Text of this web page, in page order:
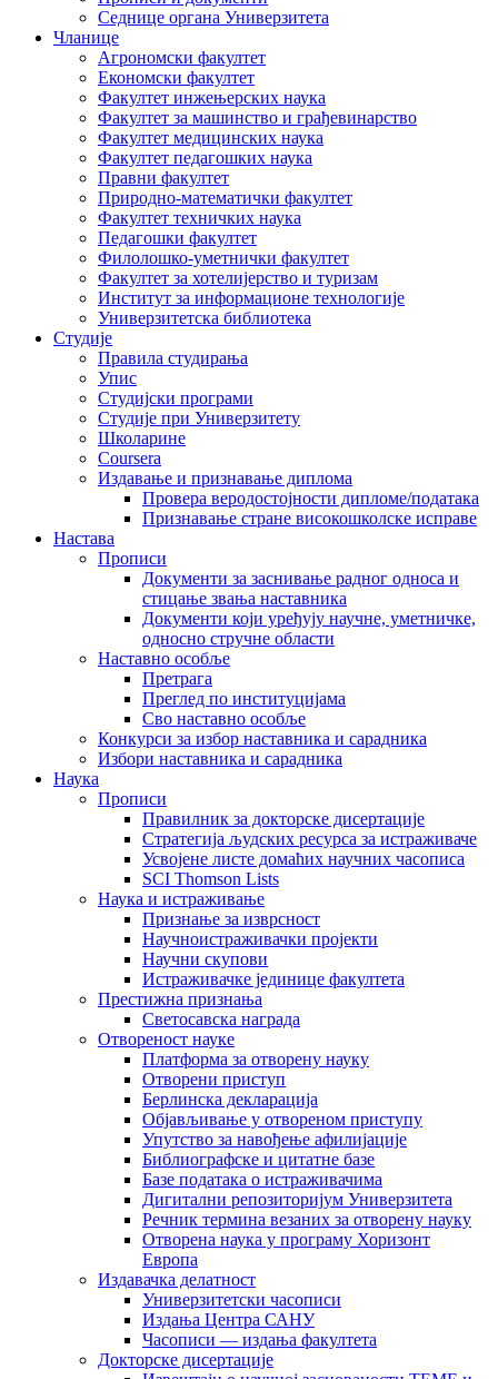
Седнице органа Универзитета
Чланице
Агрономски факултет
Економски факултет
Факултет инжењерских наука
Факултет за машинство и грађевинарство
Факултет медицинских наука
Факултет педагошких наука
Правни факултет
Природно-математички факултет
Факултет техничких наука
Педагошки факултет
Филолошко-уметнички факултет
Факултет за хотелијерство и туризам
Институт за информационе технологије
Универзитетска библиотека
Студије
Правила студирања
Упис
Студијски програми
Студије при Универзитету
Школарине
Coursera
Издавање и признавање диплома
Провера веродостојности дипломе/података
Признавање стране високошколске исправе
Настава
Прописи
Документи за заснивање радног односа и
стицање звања наставника
Документи који уређују научне, уметничке,
односно стручне области
Наставно особље
Претрага
Преглед по институцијама
Сво наставно особље
Конкурси за избор наставника и сарадника
Избори наставника и сарадника
Наука
Прописи
Правилник за докторске дисертације
Стратегија људских ресурса за истраживаче
Усвојене листе домаћих научних часописа
SCI Thomson Lists
Наука и истраживање
Признање за изврсност
Научноистраживачки пројекти
Научни скупови
Истраживачке јединице факултета
Престижна признања
Светосавска награда
Отвореност науке
Платформа за отворену науку
Отворени приступ
Берлинска декларација
Објављивање у отвореном приступу
Упутство за навођење афилијације
Библиографске и цитатне базе
Базе података о истраживачима
Дигитални репозиторијум Универзитета
Рeчник термина везаних за отворену науку
Отворена наука у програму Хоризонт
Европа
Издавачка делатност
Универзитетски часописи
Издања Центра САНУ
Часописи — издања факултета
Докторске дисертације